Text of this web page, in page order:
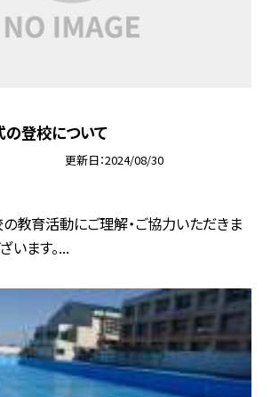
登校について
更新日 2024/08/30
教育活動にご理解・ご協力いただきま
います。...